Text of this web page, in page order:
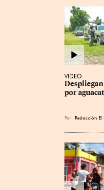
VIDEO
por
Por Redacción El